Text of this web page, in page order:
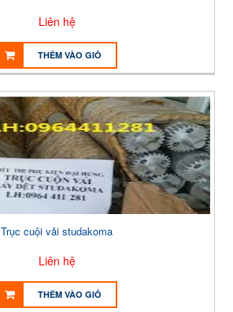
Liên hệ
THÊM VÀO GIỎ
Trục cuội vải studakoma
Liên hệ
THÊM VÀO GIỎ